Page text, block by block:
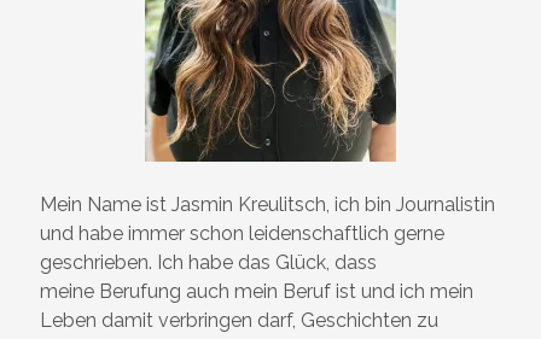
Mein Name ist Jasmin Kreulitsch, ich bin Journalistin
und habe immer schon leidenschaftlich gerne
geschrieben. Ich habe das Glück, dass
meine Berufung auch mein Beruf ist und ich mein
Leben damit verbringen darf, Geschichten zu